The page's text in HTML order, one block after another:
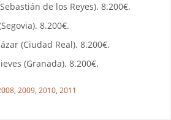
de los Reyes). 8.200€.
8.200€.
(Ciudad Real). 8.200€.
(Granada). 8.200€.
, 2009, 2010, 2011